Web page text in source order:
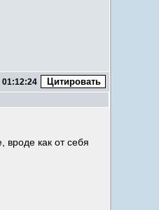
01:12:24
вроде как от себя